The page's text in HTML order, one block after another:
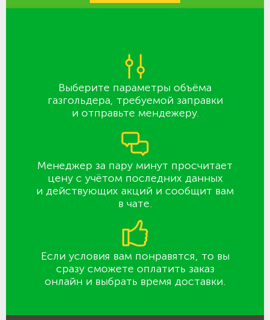
Выберите параметры объёма
газгольдера, требуемой заправки
и отправьте мендежеру.
Менеджер за пару минут просчитает
цену с учётом последних данных
и действующих акций и сообщит вам
в чате.
Если условия вам понравятся, то вы
сразу сможете оплатить заказ
онлайн и выбрать время доставки.